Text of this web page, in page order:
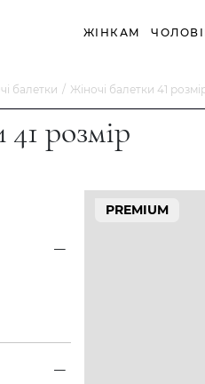
ЖІНКАМ
балетки Жіночі балетки 41
розмір
PREMIUM